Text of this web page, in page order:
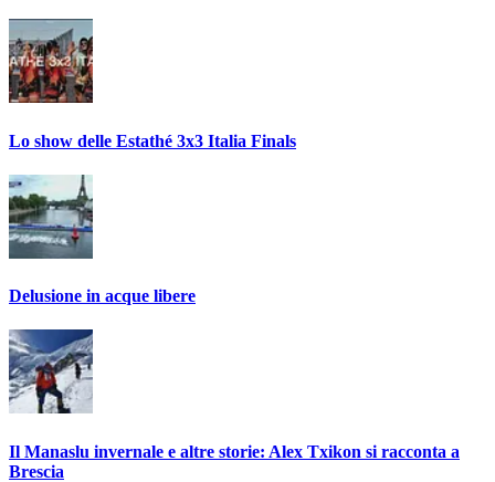
Lo show delle Estathé 3x3 Italia Finals
Delusione in acque libere
Il Manaslu invernale e altre storie: Alex Txikon si racconta a
Brescia